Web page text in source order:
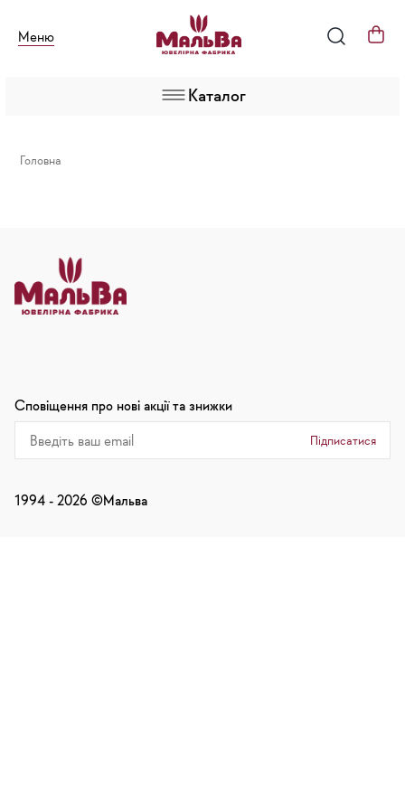
Меню
Каталог
Головна
Сповіщення про нові акції та знижки
Підписатися
1994 - 2026 ©Мальва